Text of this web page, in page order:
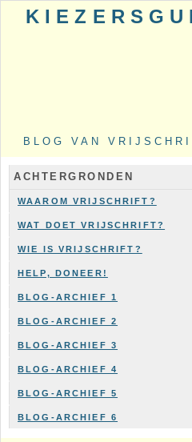
BLOG VAN
ACHTERGRONDEN
WAAROM VRIJSCHRIFT?
WAT DOET VRIJSCHRIFT?
WIE IS VRIJSCHRIFT?
HELP, DONEER!
BLOG-ARCHIEF 1
BLOG-ARCHIEF 2
BLOG-ARCHIEF 3
BLOG-ARCHIEF 4
BLOG-ARCHIEF 5
BLOG-ARCHIEF 6